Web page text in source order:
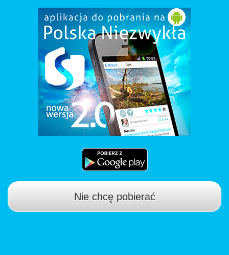
Nie chcę pobierać